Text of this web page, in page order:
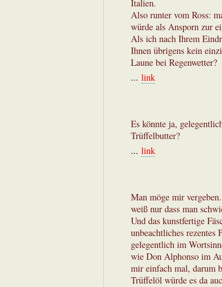
Italien.
Also runter vom Ross:
würde als Ansporn zur
Als ich nach Ihrem
Ihnen übrigens kein
Laune bei Regenwetter?
... link
Es könnte ja,
Trüffelbutter?
... link
Man möge mir
weiß nur dass man
Und das kunstfertige
unbeachtliches rezentes
gelegentlich im
wie Don Alphonso im
mir einfach mal, darum
Trüffelöl würde es da